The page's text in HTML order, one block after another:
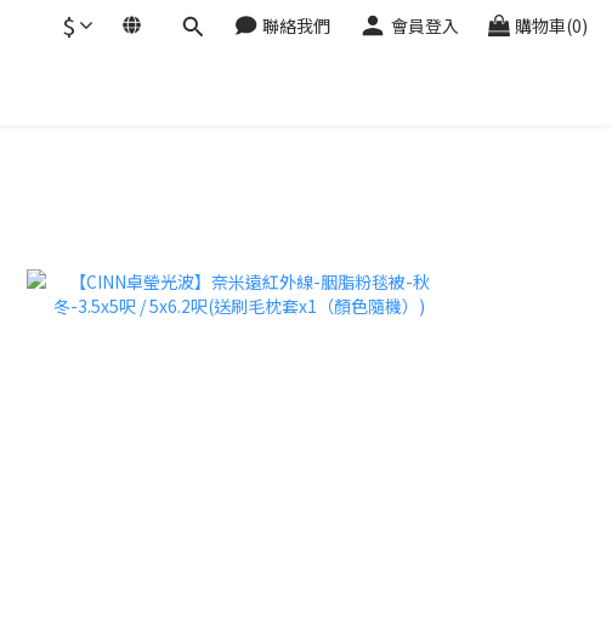
$ 聯絡我們 會員登入 購物車(0)